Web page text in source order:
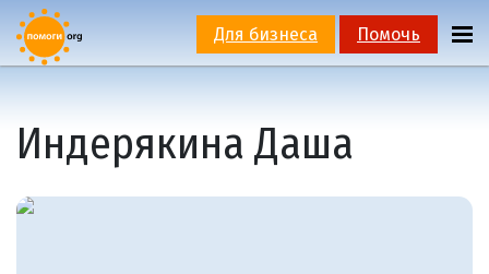
Для бизнеса Помочь
Индерякина Даша